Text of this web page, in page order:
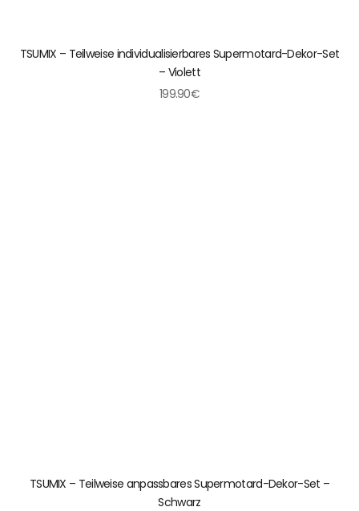
TSUMIX – Teilweise individualisierbares Supermotard-Dekor-Set
– Violett
199.90€
TSUMIX – Teilweise anpassbares Supermotard-Dekor-Set –
Schwarz